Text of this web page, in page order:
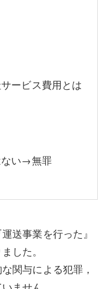
ービス費用とは
ない→無罪
送事業を行った』
した。
関与による犯罪，